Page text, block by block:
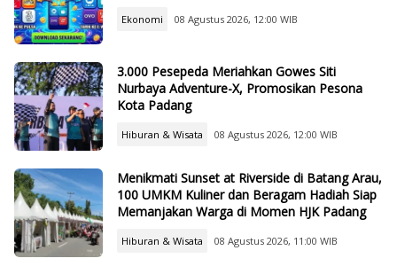
Ekonomi 08 Agustus 2026, 12:00 WIB
3.000 Pesepeda Meriahkan Gowes Siti
Nurbaya Adventure-X, Promosikan Pesona
Kota Padang
Hiburan & Wisata 08 Agustus 2026, 12:00 WIB
Menikmati Sunset at Riverside di Batang Arau,
100 UMKM Kuliner dan Beragam Hadiah Siap
Memanjakan Warga di Momen HJK Padang
Hiburan & Wisata 08 Agustus 2026, 11:00 WIB